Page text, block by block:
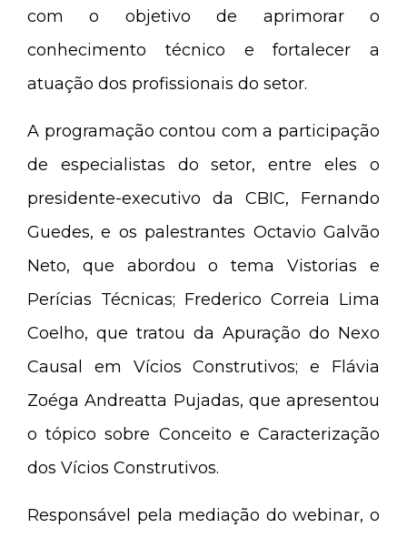
com o objetivo de aprimorar o
conhecimento técnico e fortalecer a
atuação dos profissionais do setor.
A programação contou com a participação
de especialistas do setor, entre eles o
presidente-executivo da CBIC, Fernando
Guedes, e os palestrantes Octavio Galvão
Neto, que abordou o tema Vistorias e
Perícias Técnicas; Frederico Correia Lima
Coelho, que tratou da Apuração do Nexo
Causal em Vícios Construtivos; e Flávia
Zoéga Andreatta Pujadas, que apresentou
o tópico sobre Conceito e Caracterização
dos Vícios Construtivos.
Responsável pela mediação do webinar, o